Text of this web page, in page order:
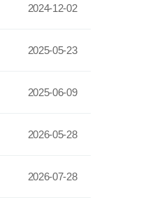
2024-12-02
2025-05-23
2025-06-09
2026-05-28
2026-07-28